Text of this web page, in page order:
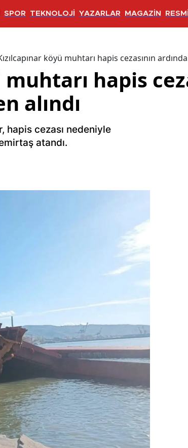
SPOR TEKNOLOJİ YAZARLAR MAGAZİN
köyü muhtarı hapis cezasının
muhtarı hapis
alındı
hapis cezası nedeniyle
atandı.